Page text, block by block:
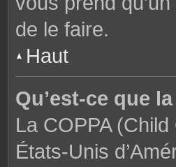
de le faire.
Haut
Qu’est-ce que
La COPPA
États-Unis